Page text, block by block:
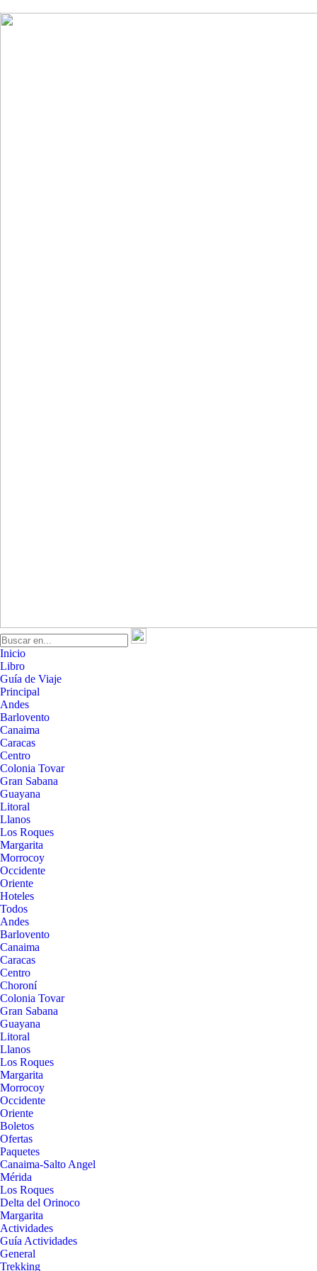
Inicio
Libro
Guía de Viaje
Principal
Andes
Barlovento
Canaima
Caracas
Centro
Colonia Tovar
Gran Sabana
Guayana
Litoral
Llanos
Los Roques
Margarita
Morrocoy
Occidente
Oriente
Hoteles
Todos
Andes
Barlovento
Canaima
Caracas
Centro
Choroní
Colonia Tovar
Gran Sabana
Guayana
Litoral
Llanos
Los Roques
Margarita
Morrocoy
Occidente
Oriente
Boletos
Ofertas
Paquetes
Canaima-Salto Angel
Mérida
Los Roques
Delta del Orinoco
Margarita
Actividades
Guía Actividades
General
Trekking